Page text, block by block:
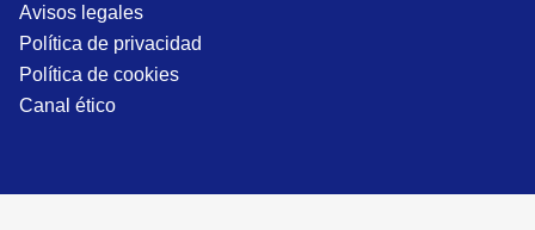
Avisos legales
Política de privacidad
Política de cookies
Canal ético